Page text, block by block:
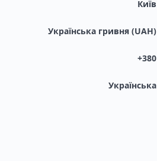
Київ
Українська гривня (UAH)
+380
Українська